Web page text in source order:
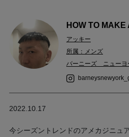
HOW TO
アッキー
所属：メンズ
バーニーズ ニューヨ
2022.10.17
今シーズントレンドのアメカジニュ